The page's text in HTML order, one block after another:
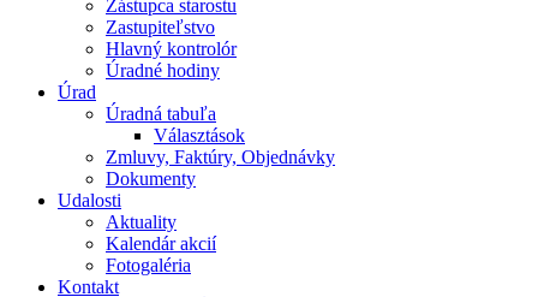
Zástupca starostu
Zastupiteľstvo
Hlavný kontrolór
Úradné hodiny
Úrad
Úradná tabuľa
Választások
Zmluvy, Faktúry, Objednávky
Dokumenty
Udalosti
Aktuality
Kalendár akcií
Fotogaléria
Kontakt